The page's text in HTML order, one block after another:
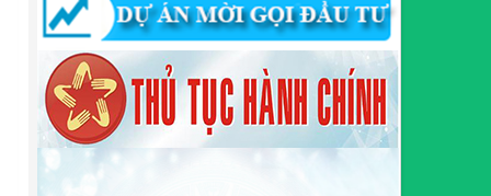
292/QĐ-UBND
Quyết định về việc công bố danh mục thủ tục hành
chính mới ban hành trong lĩnh vực khu công nghiệp,
khu kinh tế thuộc thẩm quyền giải quyết của Ban
Quản lý Khu kinh tế tỉnh Cao Bằng
Lượt xem:508 | lượt tải:363
314/QĐ-BQLKKT
QUYẾT ĐỊNH Về việc công bố công khai thu hồi dự